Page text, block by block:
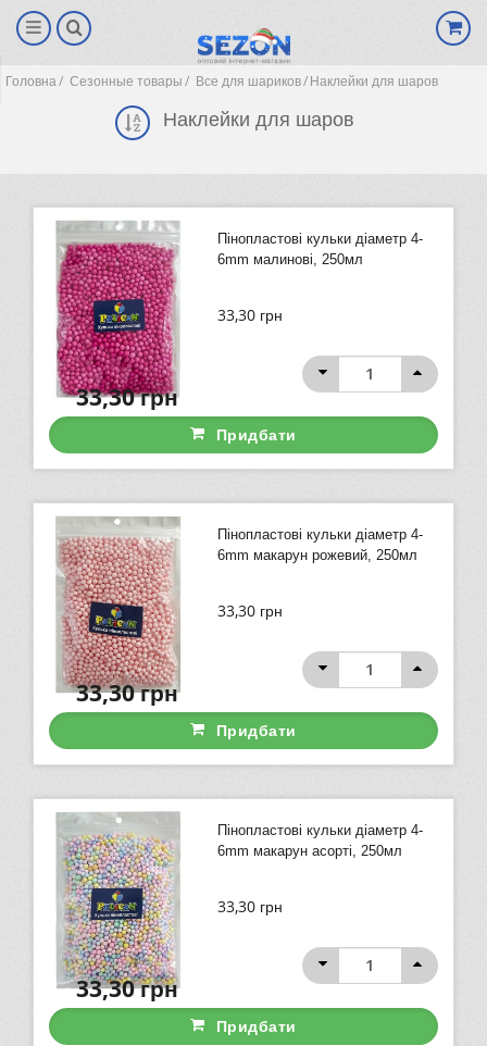
Головна Сезонные товары Все для шариков Наклейки для шаров
Наклейки для шаров
Пінопластові кульки діаметр 4-
6mm малинові, 250мл
33,30 грн
33,30грн
Придбати
Пінопластові кульки діаметр 4-
6mm макарун рожевий, 250мл
33,30 грн
33,30грн
Придбати
Пінопластові кульки діаметр 4-
6mm макарун асорті, 250мл
33,30 грн
33,30грн
Придбати